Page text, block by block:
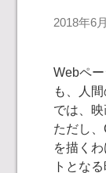
2018年6
Webペ
も、人
では、
ただし
を描く
トとな